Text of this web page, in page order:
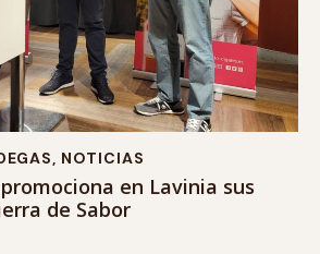
, NOTICIAS
en Lavinia sus
de Sabor